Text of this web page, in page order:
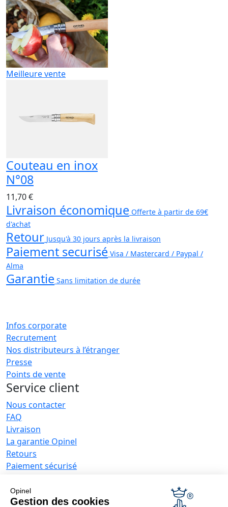
Opinel
Gestion des cookies
Meilleure vente
Couteau en inox
N°08
11,70 €
Livraison économique Offerte à partir de 69€
d'achat
Retour Jusqu'à 30 jours après la livraison
Paiement securisé Visa / Mastercard / Paypal /
Alma
Garantie Sans limitation de durée
Infos corporate
Recrutement
Nos distributeurs à l’étranger
Presse
Points de vente
Service client
Nous contacter
FAQ
Livraison
La garantie Opinel
Retours
Paiement sécurisé
Conditions générales de vente
Offres entreprises